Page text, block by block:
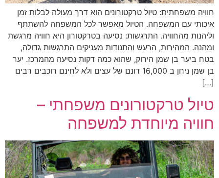
חוויה משפחתית: טיול טרקטורונים הוא דרך מעולה לבלות זמן
איכותי עם המשפחה. הטיול מאפשר לכל המשפחה להשתתף
וליהנות מהחוויה. התרגשות: נסיעה בטרקטורון היא חוויה מרגשת
ומהנה. המהירות, הרעש והתנודות מעניקים התרגשות גדולה,
בטח ביער בן שמן הירוק, שהוא כמה דקות נסיעה מהמרכז. יער
בן שמן ניחן ב 16,000 דונם של עצים ולא לחינם רוכבים רבים
[…]
טיול טרקטורונים משפחתי –
חוויה מיוחדת למשפחה